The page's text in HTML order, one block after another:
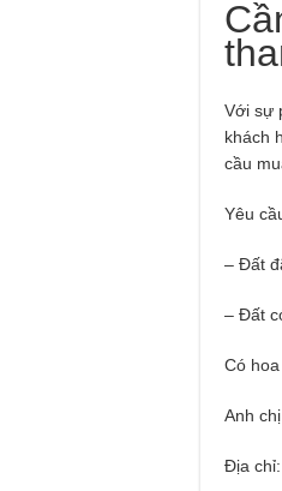
Với sự
khách
cầu
Yêu
– Đất
– Đất
Có
Anh
Địa